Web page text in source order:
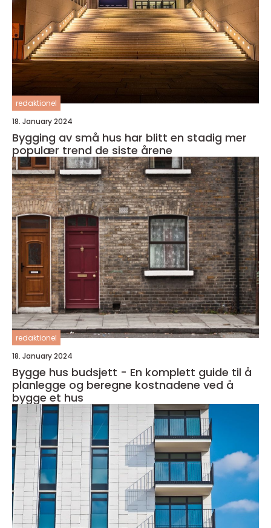
redaktionel
18. January 2024
Bygging av små hus har blitt en stadig mer
populær trend de siste årene
redaktionel
18. January 2024
Bygge hus budsjett - En komplett guide til å
planlegge og beregne kostnadene ved å
bygge et hus